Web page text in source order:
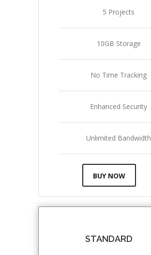
5 Projects
10GB Storage
No Time Tracking
Enhanced Security
Unlimited Bandwidth
BUY NOW
STANDARD